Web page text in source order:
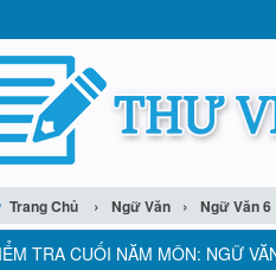
Trang Chủ › Ngữ Văn › Ngữ Văn 6
TRA CUỐI NĂM MÔN: NGỮ